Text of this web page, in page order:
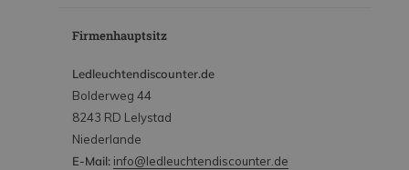
Firmenhauptsitz
Ledleuchtendiscounter.de
Bolderweg 44
8243 RD Lelystad
Niederlande
E-Mail: info@ledleuchtendiscounter.de